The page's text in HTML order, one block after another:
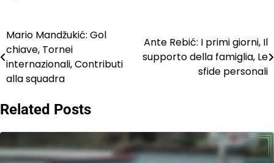
Post
navigation
Mario Mandžukić: Gol
chiave, Tornei
internazionali, Contributi
alla squadra
Ante Rebić: I primi giorni, Il
supporto della famiglia, Le
sfide personali
Related Posts